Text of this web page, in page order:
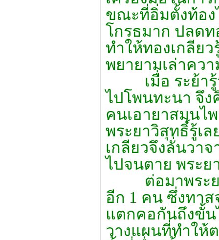
ขณะที่อิ่มตั้งท้อง
โกรธมาก ปลดท
ทำให้ทองเกลีย
พยายามเล่าคว
เมื่อ ระย้ารู้ว่
ไปโพนทะนา จึง
คนเอายาสมุนไ
พระยาวิสุทธิ์รู้เ
เกลียวจึงลั่นวา
ไปจนตาย พระย
ต่อมาพระยา
อีก 1 คน ซึ่งทา
แตกคอกันถึงขั้น
วางแผนที่ทำให้